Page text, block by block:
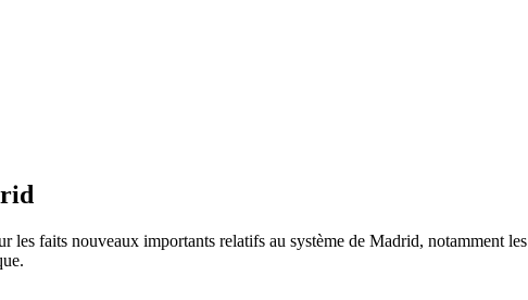
les faits nouveaux importants relatifs au système de Madrid, notamment